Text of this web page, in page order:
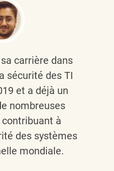
carrière dans
sécurité des TI
et a déjà un
nombreuses
à
des systèmes
mondiale.